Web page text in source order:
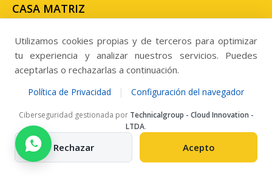
CASA MATRIZ
N° 302, Antofagasta. Chile
SUCURSAL
Panamericana Norte 3604, Kilometro 813,
Megacentro, Copiapó. Chile.
Llamanos al
Telefono: +56 957284303
Utilizamos cookies propias y de terceros para optimizar
tu experiencia y analizar nuestros servicios. Puedes
aceptarlas o rechazarlas a continuación.
Política de Privacidad | Configuración del navegador
Ciberseguridad gestionada por Technicalgroup - Cloud Innovation -
LTDA.
Rechazar Acepto